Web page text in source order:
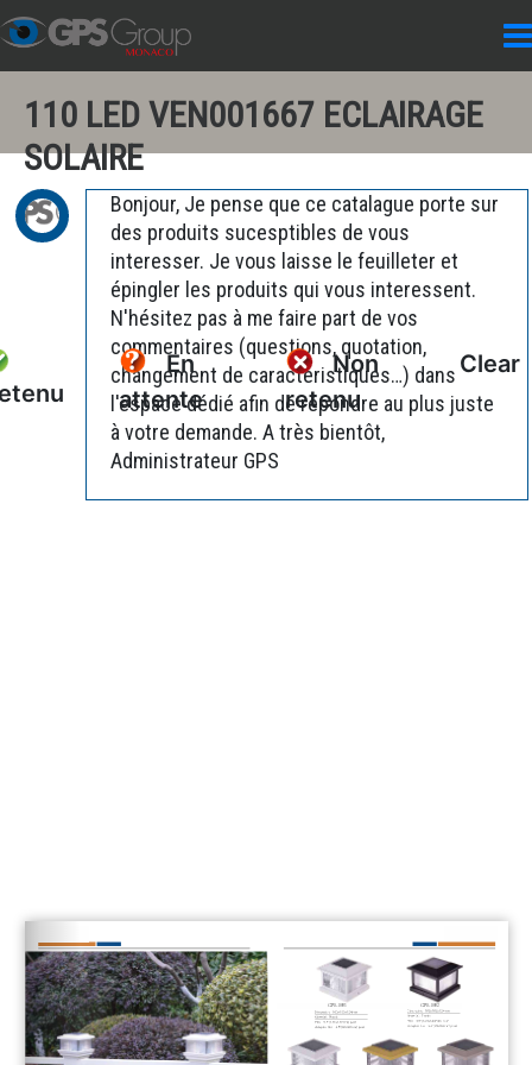
110 LED VEN001667 ECLAIRAGE
SOLAIRE
En
attente
Non
retenu
Clear
Bonjour, Je pense que ce catalague porte sur
des produits sucesptibles de vous
interesser. Je vous laisse le feuilleter et
épingler les produits qui vous interessent.
N'hésitez pas à me faire part de vos
commentaires (questions, quotation,
changement de caractéristiques…) dans
l'espace dédié afin de répondre au plus juste
à votre demande. A très bientôt,
Administrateur GPS